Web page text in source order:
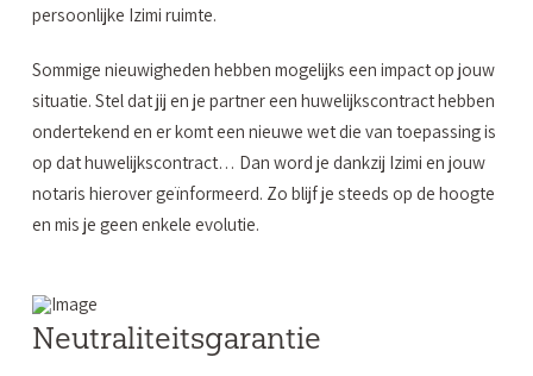
persoonlijke Izimi ruimte.
Sommige nieuwigheden hebben mogelijks een impact op jouw
situatie. Stel dat jij en je partner een huwelijkscontract hebben
ondertekend en er komt een nieuwe wet die van toepassing is
op dat huwelijkscontract… Dan word je dankzij Izimi en jouw
notaris hierover geïnformeerd. Zo blijf je steeds op de hoogte
en mis je geen enkele evolutie.
Neutraliteitsgarantie